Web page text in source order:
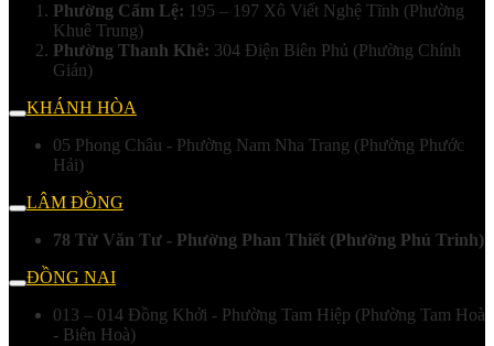
Phường Cẩm Lệ: 195 – 197 Xô Viết Nghệ Tĩnh (Phường
Khuê Trung)
Phường Thanh Khê: 304 Điện Biên Phủ (Phường Chính
Gián)
KHÁNH HÒA
05 Phong Châu - Phường Nam Nha Trang (Phường Phước
Hải)
LÂM ĐỒNG
78 Từ Văn Tư - Phường Phan Thiết (Phường Phú Trinh)
ĐỒNG NAI
013 – 014 Đồng Khởi - Phường Tam Hiệp (Phường Tam Hoà
- Biên Hoà)